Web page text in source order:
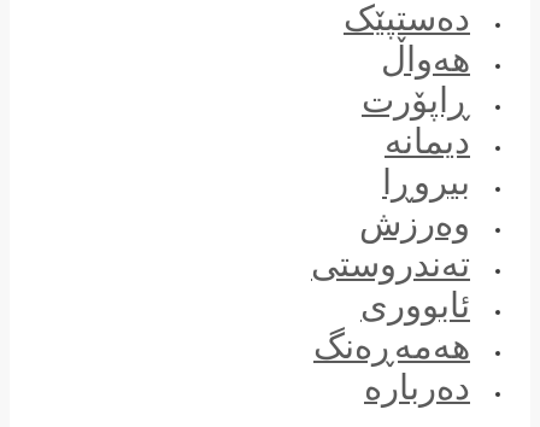
دەستپێک
هەواڵ
ڕاپۆرت
دیمانە
بیروڕا
وەرزش
تەندروستی
ئابووری
هەمەڕەنگ
دەربارە